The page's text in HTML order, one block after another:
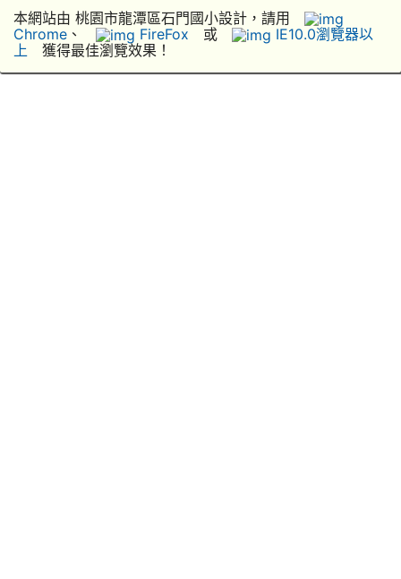
本網站由 桃園市龍潭區石門國小設計，請用
Chrome 、 FireFox 或
IE10.0瀏覽器以
上 獲得最佳瀏覽效果！